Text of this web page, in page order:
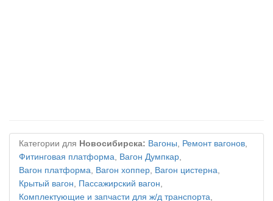
Категории для Новосибирска: Вагоны, Ремонт вагонов,
Фитинговая платформа, Вагон Думпкар,
Вагон платформа, Вагон хоппер, Вагон цистерна,
Крытый вагон, Пассажирский вагон,
Комплектующие и запчасти для ж/д транспорта,